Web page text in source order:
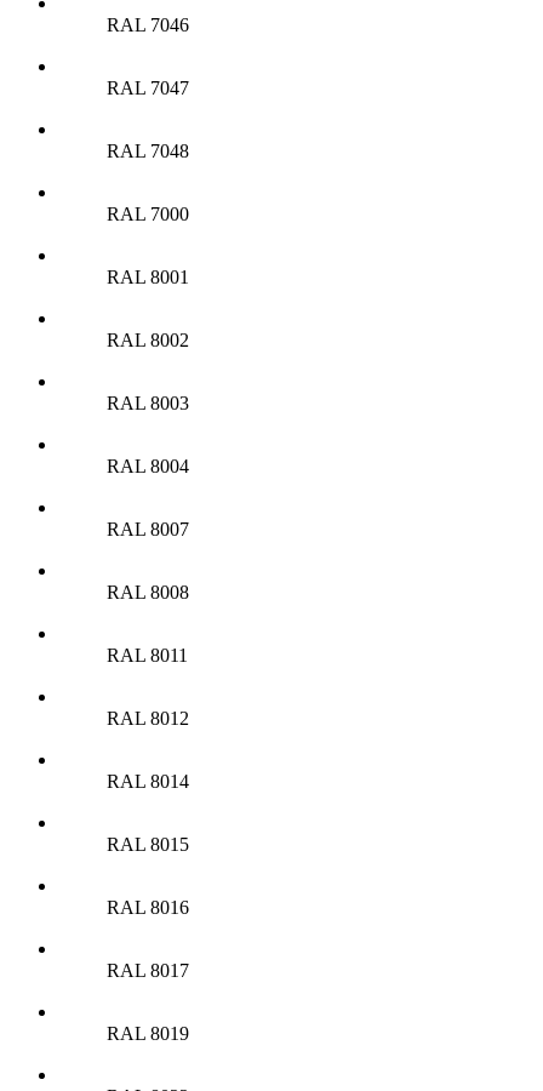
RAL 7046
RAL 7047
RAL 7048
RAL 7000
RAL 8001
RAL 8002
RAL 8003
RAL 8004
RAL 8007
RAL 8008
RAL 8011
RAL 8012
RAL 8014
RAL 8015
RAL 8016
RAL 8017
RAL 8019